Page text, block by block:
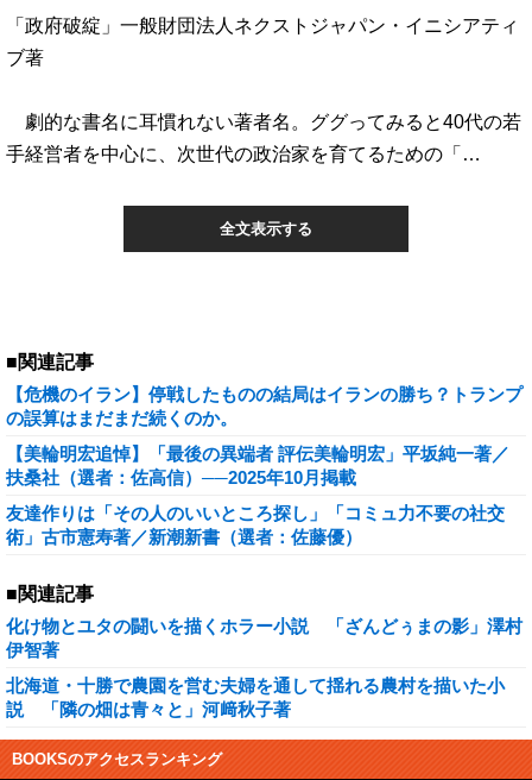
「政府破綻」一般財団法人ネクストジャパン・イニシアティ
ブ著
劇的な書名に耳慣れない著者名。ググってみると40代の若
手経営者を中心に、次世代の政治家を育てるための「…
全文表示する
■関連記事
【危機のイラン】停戦したものの結局はイランの勝ち？トランプ
の誤算はまだまだ続くのか。
【美輪明宏追悼】「最後の異端者 評伝美輪明宏」平坂純一著／
扶桑社（選者：佐高信）──2025年10月掲載
友達作りは「その人のいいところ探し」「コミュ力不要の社交
術」古市憲寿著／新潮新書（選者：佐藤優）
■関連記事
化け物とユタの闘いを描くホラー小説 「ざんどぅまの影」澤村
伊智著
北海道・十勝で農園を営む夫婦を通して揺れる農村を描いた小
説 「隣の畑は青々と」河﨑秋子著
BOOKSのアクセスランキング